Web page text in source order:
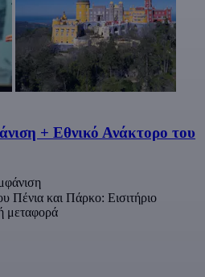
+ Εθνικό Ανάκτορο του
Πένια και Πάρκο: Εισιτήριο
μεταφορά